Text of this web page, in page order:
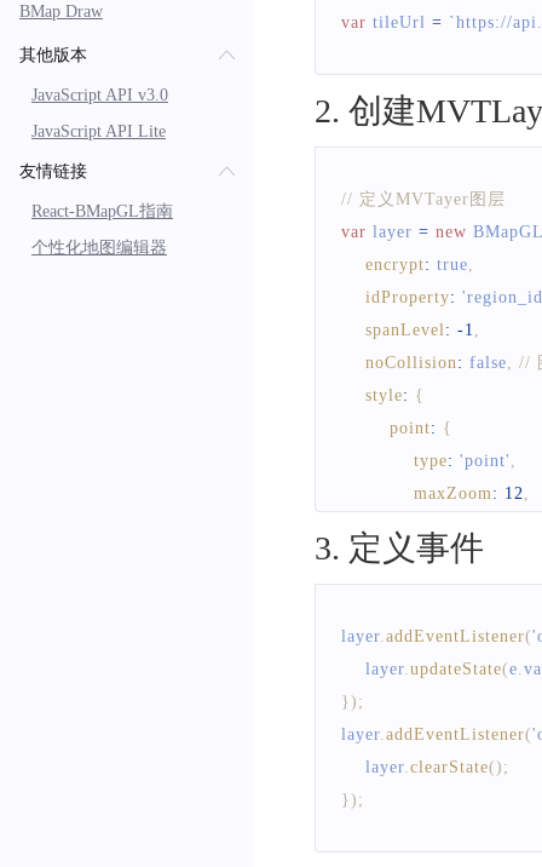
BMap Draw
其他版本
JavaScript API v3.0
JavaScript API Lite
友情链接
React-BMapGL指南
个性化地图编辑器
var tileUrl = `https://
2. 创建
// 定义MVTayer图层
var layer = new
encrypt: true
idProperty:
spanLevel : -1
noCollision : false
//
style: {
point: {
type: 'point'
maxZoom : 12
name
fontSize: 32,
},
3. 定义事件
layer addEventListener(
    layer
updateState(e
}) ;
layer addEventListener(
    layer
clearState() ;
}) ;